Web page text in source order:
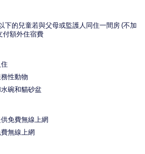
下的兒童若與父母或監護人同住一間房 (不加
付額外住宿費
性動物
碗和貓砂盆
免費無線上網
無線上網